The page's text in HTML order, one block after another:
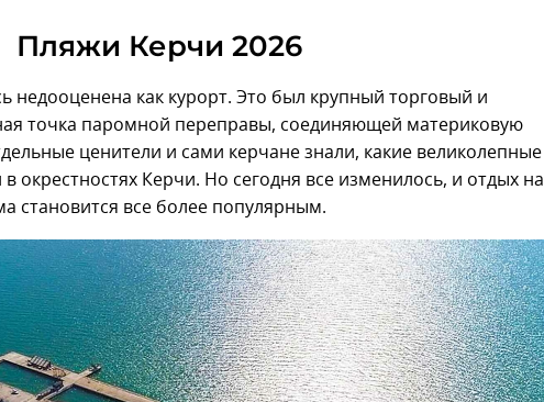
Пляжи Керчи 2026
недооценена как курорт. Это был крупный торговый и
точка паромной переправы, соединяющей материковую
ценители и сами керчане знали, какие великолепные
окрестностях Керчи. Но сегодня все изменилось, и отдых на
становится все более популярным.